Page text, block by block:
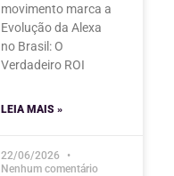
movimento marca a
Evolução da Alexa
no Brasil: O
Verdadeiro ROI
LEIA MAIS »
22/06/2026
Nenhum comentário